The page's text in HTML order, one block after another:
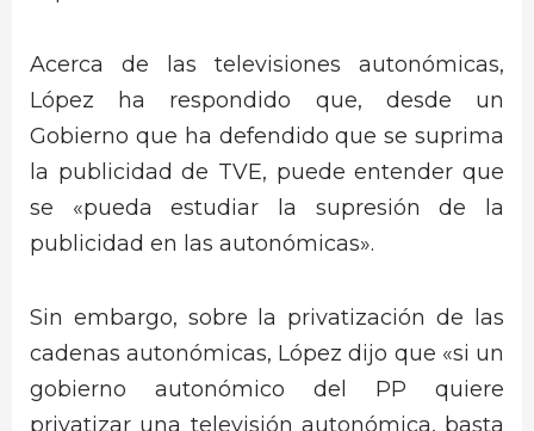
Acerca de las televisiones autonómicas,
López ha respondido que, desde un
Gobierno que ha defendido que se suprima
la publicidad de TVE, puede entender que
se «pueda estudiar la supresión de la
publicidad en las autonómicas».
Sin embargo, sobre la privatización de las
cadenas autonómicas, López dijo que «si un
gobierno autonómico del PP quiere
privatizar una televisión autonómica, basta